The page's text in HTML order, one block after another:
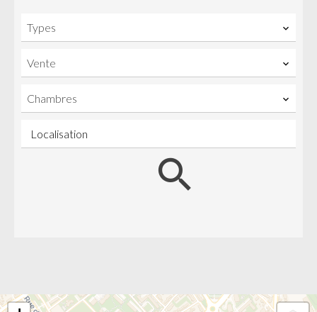
Types
Vente
Chambres
Localisation